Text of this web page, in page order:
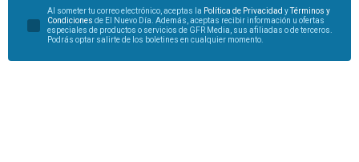
Al someter tu correo electrónico, aceptas la Política de Privacidad y
Términos y
Condiciones de El Nuevo Día. Además, aceptas recibir información u ofertas
especiales de productos o servicios de GFR Media, sus afiliadas o de terceros.
Podrás optar salirte de los boletines en cualquier momento.